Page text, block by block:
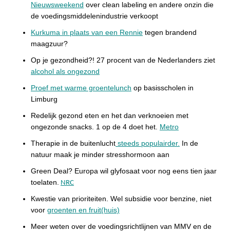
Nieuwsweekend over clean labeling en andere onzin die
de voedingsmiddelenindustrie verkoopt
Kurkuma in plaats van een Rennie tegen brandend
maagzuur?
Op je gezondheid?! 27 procent van de Nederlanders ziet
alcohol als ongezond
Proef met warme groentelunch op basisscholen in
Limburg
Redelijk gezond eten en het dan verknoeien met
ongezonde snacks. 1 op de 4 doet het. Metro
Therapie in de buitenlucht steeds populairder. In de
natuur maak je minder stresshormoon aan
Green Deal? Europa wil glyfosaat voor nog eens tien jaar
toelaten. NRC
Kwestie van prioriteiten. Wel subsidie voor benzine, niet
voor groenten en fruit(huis)
Meer weten over de voedingsrichtlijnen van MMV en de